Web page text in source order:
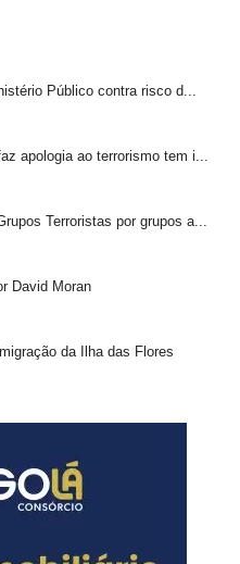
Público contra risco d...
apologia ao terrorismo tem i...
Terroristas por grupos a...
David Moran
da Ilha das Flores